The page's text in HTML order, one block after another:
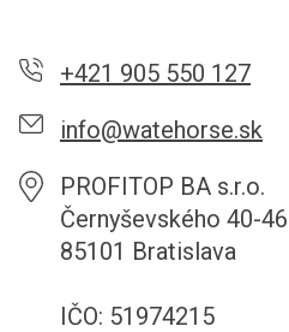
+421 905 550 127
info@watehorse.sk
PROFITOP BA s.r.o.
Černyševského 40-46
85101 Bratislava
IČO: 51974215